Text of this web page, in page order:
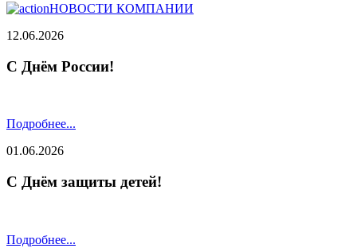
НОВОСТИ КОМПАНИИ
12.06.2026
С Днём России!
Подробнее...
01.06.2026
С Днём защиты детей!
Подробнее...